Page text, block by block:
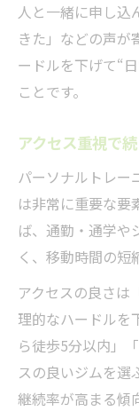
人と一緒に申し込
きた」などの声が
ードルを下げて“
ことです。
アクセス重視で
パーソナルトレー
は非常に重要な要
ば、通勤・通学や
く、移動時間の短
アクセスの良さは
理的なハードルを
ら徒歩5分以内」
スの良いジムを選
継続率が高まる傾